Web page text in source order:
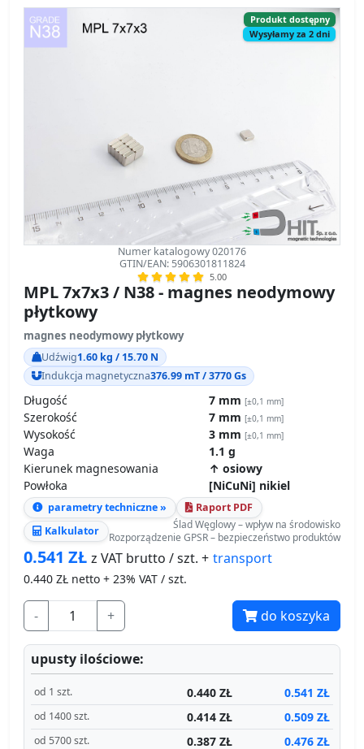
Produkt dostępny
Wysyłamy za 2 dni
Numer katalogowy 020176
GTIN/EAN: 5906301811824
5.00
MPL 7x7x3 / N38 - magnes neodymowy
płytkowy
magnes neodymowy płytkowy
Udźwig1.60 kg / 15.70 N
Indukcja magnetyczna376.99 mT / 3770 Gs
Długość 7 mm [±0,1 mm]
Szerokość 7 mm [±0,1 mm]
Wysokość 3 mm [±0,1 mm]
Waga
1.1 g
Kierunek magnesowania
↑ osiowy
Powłoka
[NiCuNi] nikiel
parametry techniczne »
Raport PDF
Kalkulator
Ślad Węglowy – wpływ na środowisko
Rozporządzenie GPSR – bezpieczeństwo produktów
0.541 ZŁ z VAT brutto / szt. + transport
0.440 ZŁ netto + 23% VAT / szt.
- + do koszyka
upusty ilościowe:
od 1 szt. 0.440 ZŁ 0.541 ZŁ
od 1400 szt. 0.414 ZŁ 0.509 ZŁ
od 5700 szt. 0.387 ZŁ 0.476 ZŁ